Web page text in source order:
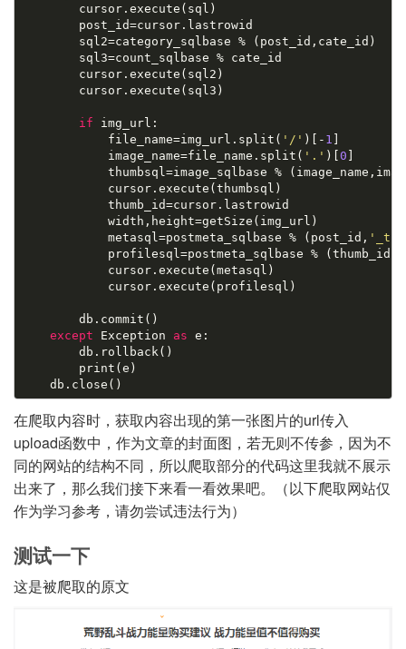
        cursor.execute(sql)
        post_id=cursor.lastrowid
        sql2=category_sqlbase % (post_id,cate_id)
        sql3=count_sqlbase % cate_id
        cursor.execute(sql2)
        cursor.execute(sql3)
if img_url:
            file_name=img_url.split(
'/' )[- 1
            image_name=file_name.split(
'.' )[ 0
thumbsql=image_sqlbase %
            cursor.execute(thumbsql)
            thumb_id=cursor.lastrowid
            width,height=getSize(img_url)
            metasql=postmeta_sqlbase % (post_id,
            profilesql=postmeta_sqlbase % (thumb_id,
            cursor.execute(metasql)
            cursor.execute(profilesql)
        db.commit()
except Exception as e:
        db.rollback()
        print(e)
在爬取内容时，获取内容出现的第一张图片的url传入
upload函数中，作为文章的封面图，若无则不传参，因为不
同的网站的结构不同，所以爬取部分的代码这里我就不展示
出来了，那么我们接下来看一看效果吧。（以下爬取网站仅
作为学习参考，请勿尝试违法行为）
测试一下
这是被爬取的原文